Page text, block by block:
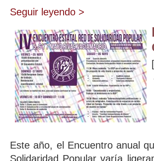
Seguir leyendo >
[
Este año, el Encuentro anual
Solidaridad Popular varía